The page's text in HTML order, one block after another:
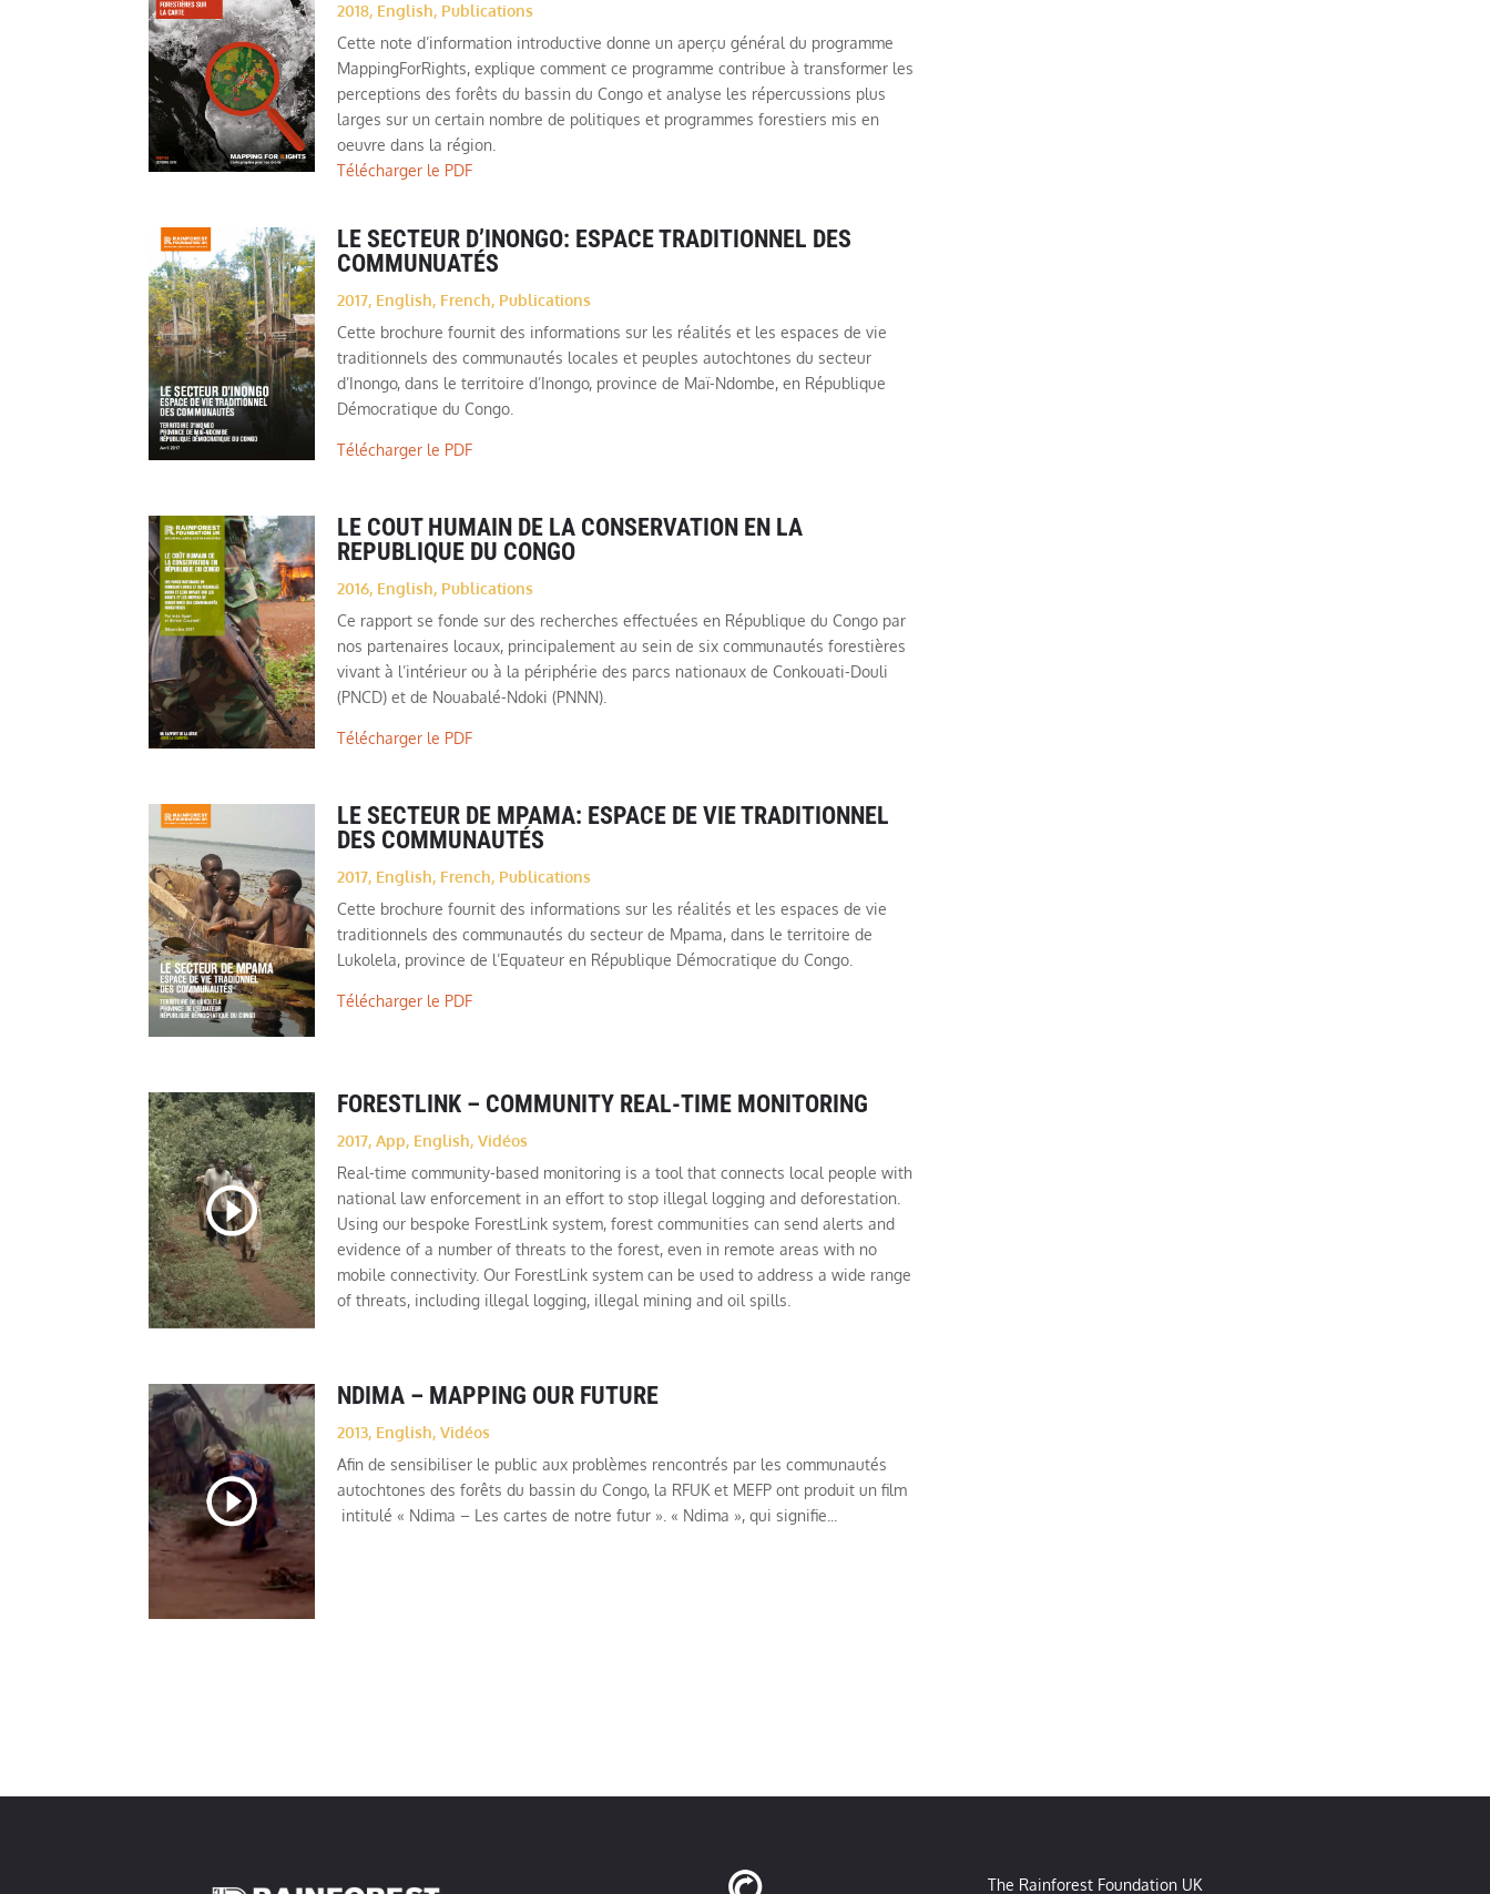
2018, English, Publications
Cette note d’information introductive donne un aperçu général du programme
MappingForRights, explique comment ce programme contribue à transformer les
perceptions des forêts du bassin du Congo et analyse les répercussions plus
larges sur un certain nombre de politiques et programmes forestiers mis en
oeuvre dans la région.
Télécharger le PDF
LE SECTEUR D’INONGO: ESPACE TRADITIONNEL DES
COMMUNUATÉS
2017, English, French, Publications
Cette brochure fournit des informations sur les réalités et les espaces de vie
traditionnels des communautés locales et peuples autochtones du secteur
d’Inongo, dans le territoire d’Inongo, province de Maï-Ndombe, en République
Démocratique du Congo.
Télécharger le PDF
LE COUT HUMAIN DE LA CONSERVATION EN LA
REPUBLIQUE DU CONGO
2016, English, Publications
Ce rapport se fonde sur des recherches effectuées en République du Congo par
nos partenaires locaux, principalement au sein de six communautés forestières
vivant à l’intérieur ou à la périphérie des parcs nationaux de Conkouati-Douli
(PNCD) et de Nouabalé-Ndoki (PNNN).
Télécharger le PDF
LE SECTEUR DE MPAMA: ESPACE DE VIE TRADITIONNEL
DES COMMUNAUTÉS
2017, English, French, Publications
Cette brochure fournit des informations sur les réalités et les espaces de vie
traditionnels des communautés du secteur de Mpama, dans le territoire de
Lukolela, province de l’Equateur en République Démocratique du Congo.
Télécharger le PDF
FORESTLINK – COMMUNITY REAL-TIME MONITORING
2017,App, English,Vidéos
Real-time community-based monitoring is a tool that connects local people with
national law enforcement in an effort to stop illegal logging and deforestation.
Using our bespoke ForestLink system, forest communities can send alerts and
evidence of a number of threats to the forest, even in remote areas with no
mobile connectivity. Our ForestLink system can be used to address a wide range
of threats, including illegal logging, illegal mining and oil spills.
NDIMA – MAPPING OUR FUTURE
2013, English,Vidéos
Afin de sensibiliser le public aux problèmes rencontrés par les communautés
autochtones des forêts du bassin du Congo, la RFUK et MEFP ont produit un film
intitulé « Ndima – Les cartes de notre futur ». « Ndima », qui signifie...
The Rainforest Foundation UK